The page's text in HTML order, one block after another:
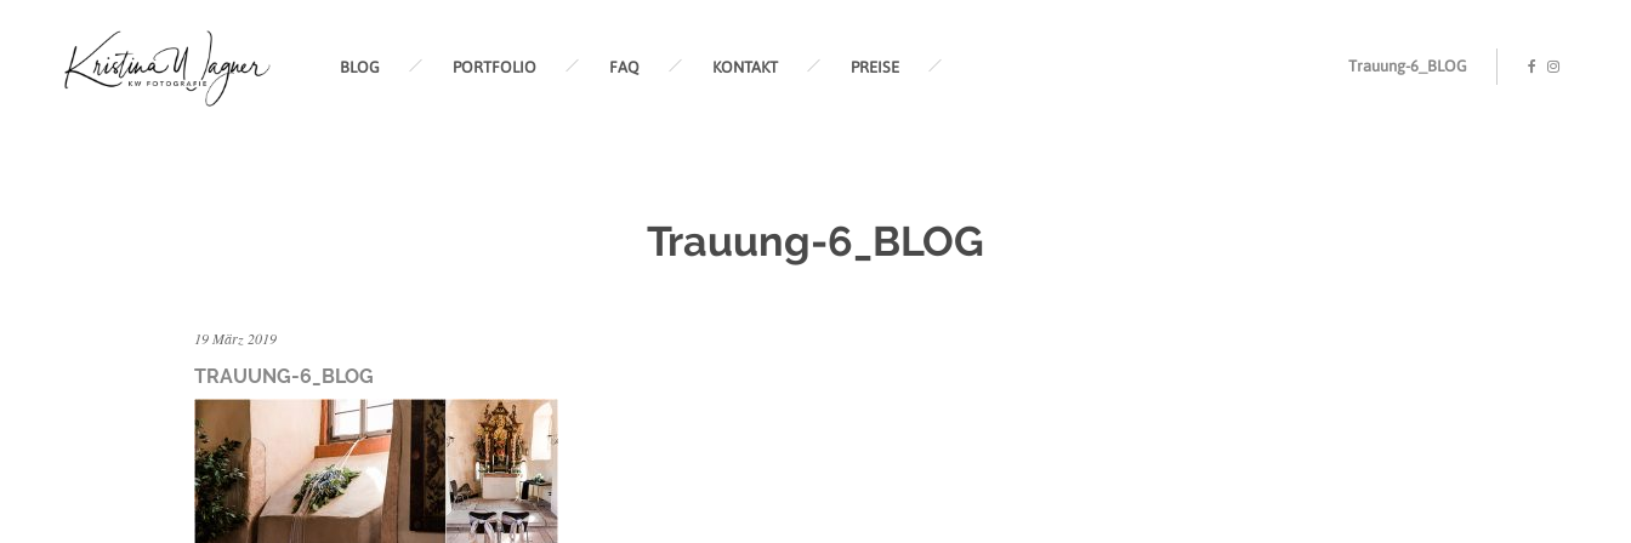
BLOG PORTFOLIO FAQ KONTAKT PREISE Trauung-6_BLOG
Trauung-6_BLOG
19 März 2019
TRAUUNG-6_BLOG